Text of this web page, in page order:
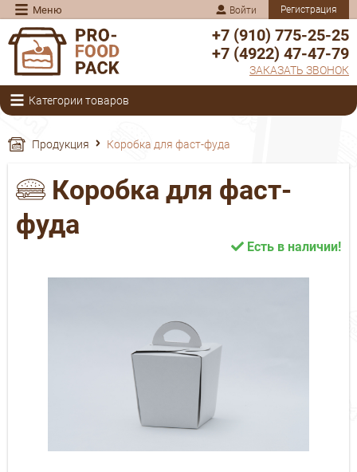
Меню Войти Регистрация
+7 (910) 775-25-25
+7 (4922) 47-47-79
ЗАКАЗАТЬ ЗВОНОК
Категории товаров
Продукция Коробка для фаст-фуда
Коробка для фаст-
фуда
Есть в наличии!